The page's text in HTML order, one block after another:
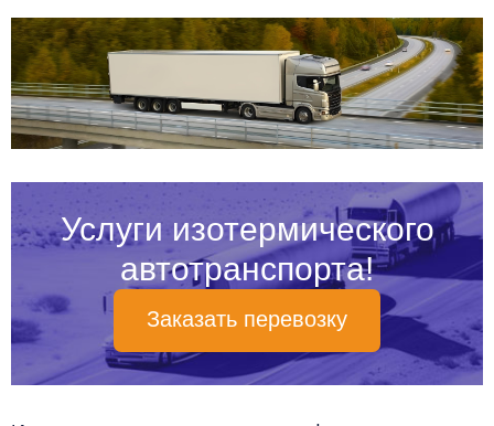
Услуги изотермического
автотранспорта!
Заказать перевозку